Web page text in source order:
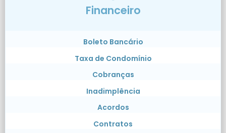
Financeiro
Boleto Bancário
Taxa de Condomínio
Cobranças
Inadimplência
Acordos
Contratos